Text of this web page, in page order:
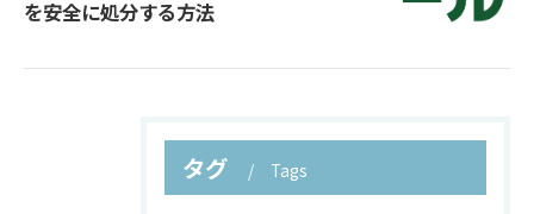
を安全に処分する方法
タグ Tags